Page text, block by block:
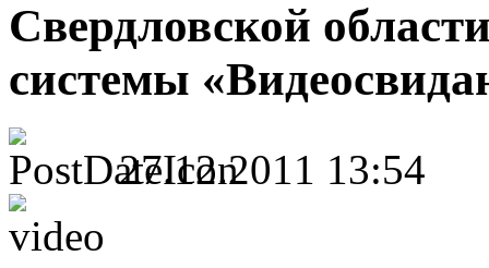
Свердловской
системы
27.12.2011 13:54